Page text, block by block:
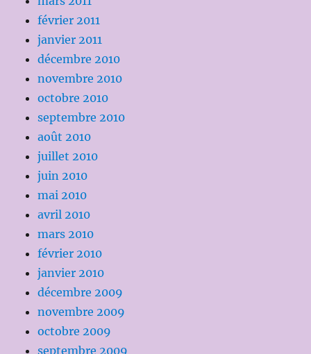
février 2011
janvier 2011
décembre 2010
novembre 2010
octobre 2010
septembre 2010
août 2010
juillet 2010
juin 2010
mai 2010
avril 2010
mars 2010
février 2010
janvier 2010
décembre 2009
novembre 2009
octobre 2009
septembre 2009